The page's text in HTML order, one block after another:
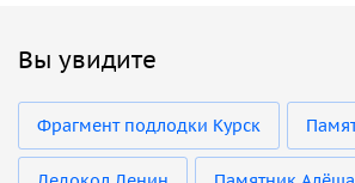
Вы увидите
Фрагмент подлодки Курск